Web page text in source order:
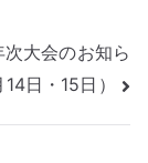
大会のお知ら
日・15日）